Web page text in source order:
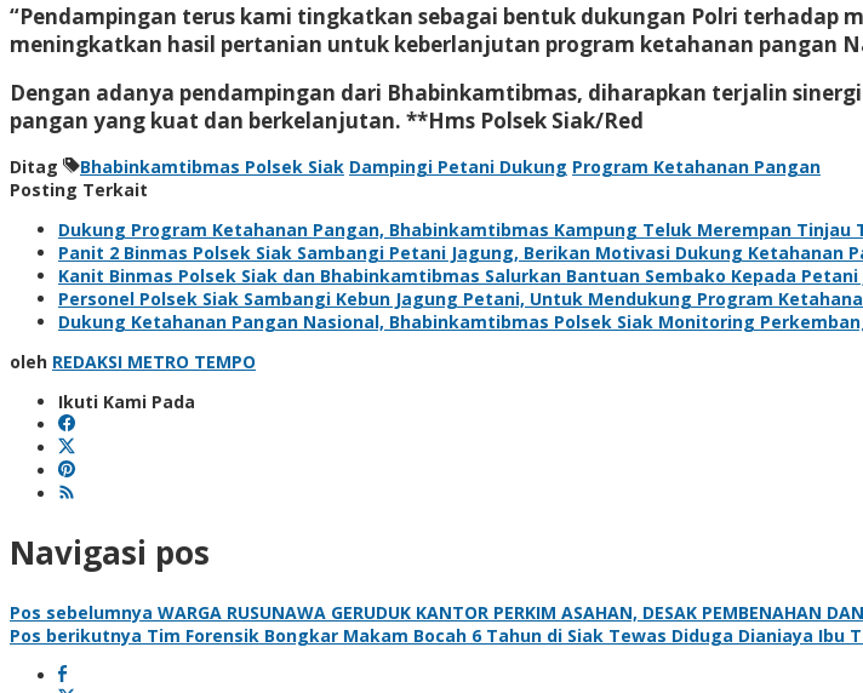
“Pendampingan terus kami tingkatkan sebagai bentuk dukungan Polri terhadap
meningkatkan hasil pertanian untuk keberlanjutan program ketahanan pangan
Dengan adanya pendampingan dari Bhabinkamtibmas, diharapkan terjalin
pangan yang kuat dan berkelanjutan. **Hms Polsek Siak/Red
Ditag Bhabinkamtibmas Polsek Siak Dampingi Petani Dukung Program Ketahanan Pangan
Posting Terkait
Dukung Program Ketahanan Pangan, Bhabinkamtibmas Kampung Teluk Merempan Tinjau
Panit 2 Binmas Polsek Siak Sambangi Petani Jagung, Berikan Motivasi Dukung Ketahanan
Kanit Binmas Polsek Siak dan Bhabinkamtibmas Salurkan Bantuan Sembako Kepada
Personel Polsek Siak Sambangi Kebun Jagung Petani, Untuk Mendukung Program
Dukung Ketahanan Pangan Nasional, Bhabinkamtibmas Polsek Siak Monitoring
oleh REDAKSI METRO TEMPO
Ikuti Kami Pada
Navigasi pos
Pos sebelumnya WARGA RUSUNAWA GERUDUK KANTOR PERKIM ASAHAN, DESAK PEMBENAHAN
Pos berikutnya Tim Forensik Bongkar Makam Bocah 6 Tahun di Siak Tewas Diduga Dianiaya Ibu